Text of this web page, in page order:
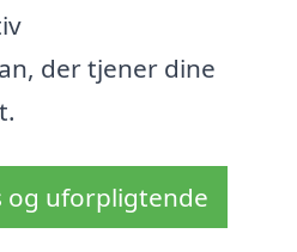
der tjener dine
og uforpligtende